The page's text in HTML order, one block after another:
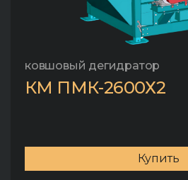
ковшовый дегидратор
КМ ПМК-2600Х2
Купить